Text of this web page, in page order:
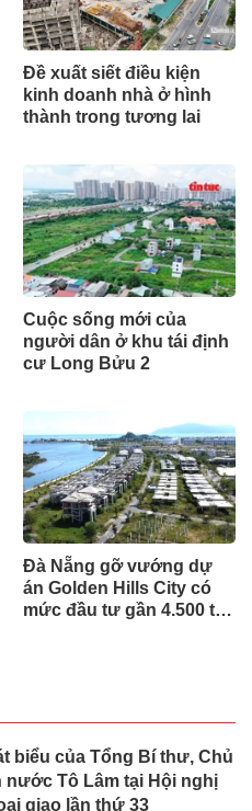
Đề xuất siết điều kiện
kinh doanh nhà ở hình
thành trong tương lai
Cuộc sống mới của
người dân ở khu tái định
cư Long Bửu 2
Đà Nẵng gỡ vướng dự
án Golden Hills City có
mức đầu tư gần 4.500 tỷ
biểu của Tổng Bí thư, Chủ
nước Tô Lâm tại Hội nghị
giao lần thứ 33